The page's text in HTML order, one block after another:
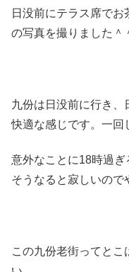
日没前にテラス席でお
の写真を撮りました＾
九份は日没前に行き
快適な感じです。一回
意外なことに18時過ぎ
そうなると寂しいので
この九份老街ってとこ